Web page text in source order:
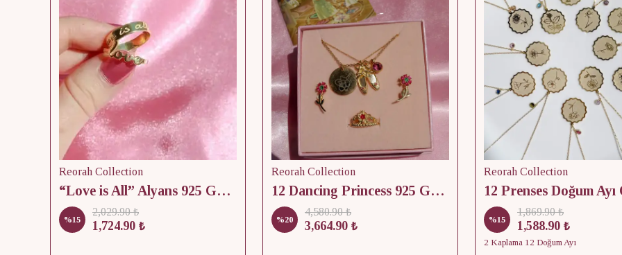
Reorah Collection
“Love is All” Alyans 925 Gümüş - Medium Beden
%15
2,029.90 ₺
1,724.90 ₺
Reorah Collection
12 Dancing Princess 925 Gümüş/ Kolye, Küpe ve Yüzük Set
%20
4,580.90 ₺
3,664.90 ₺
Reorah Collection
%15
1,869.90 ₺
1,588.90 ₺
2 Kaplama 12 Doğum Ayı